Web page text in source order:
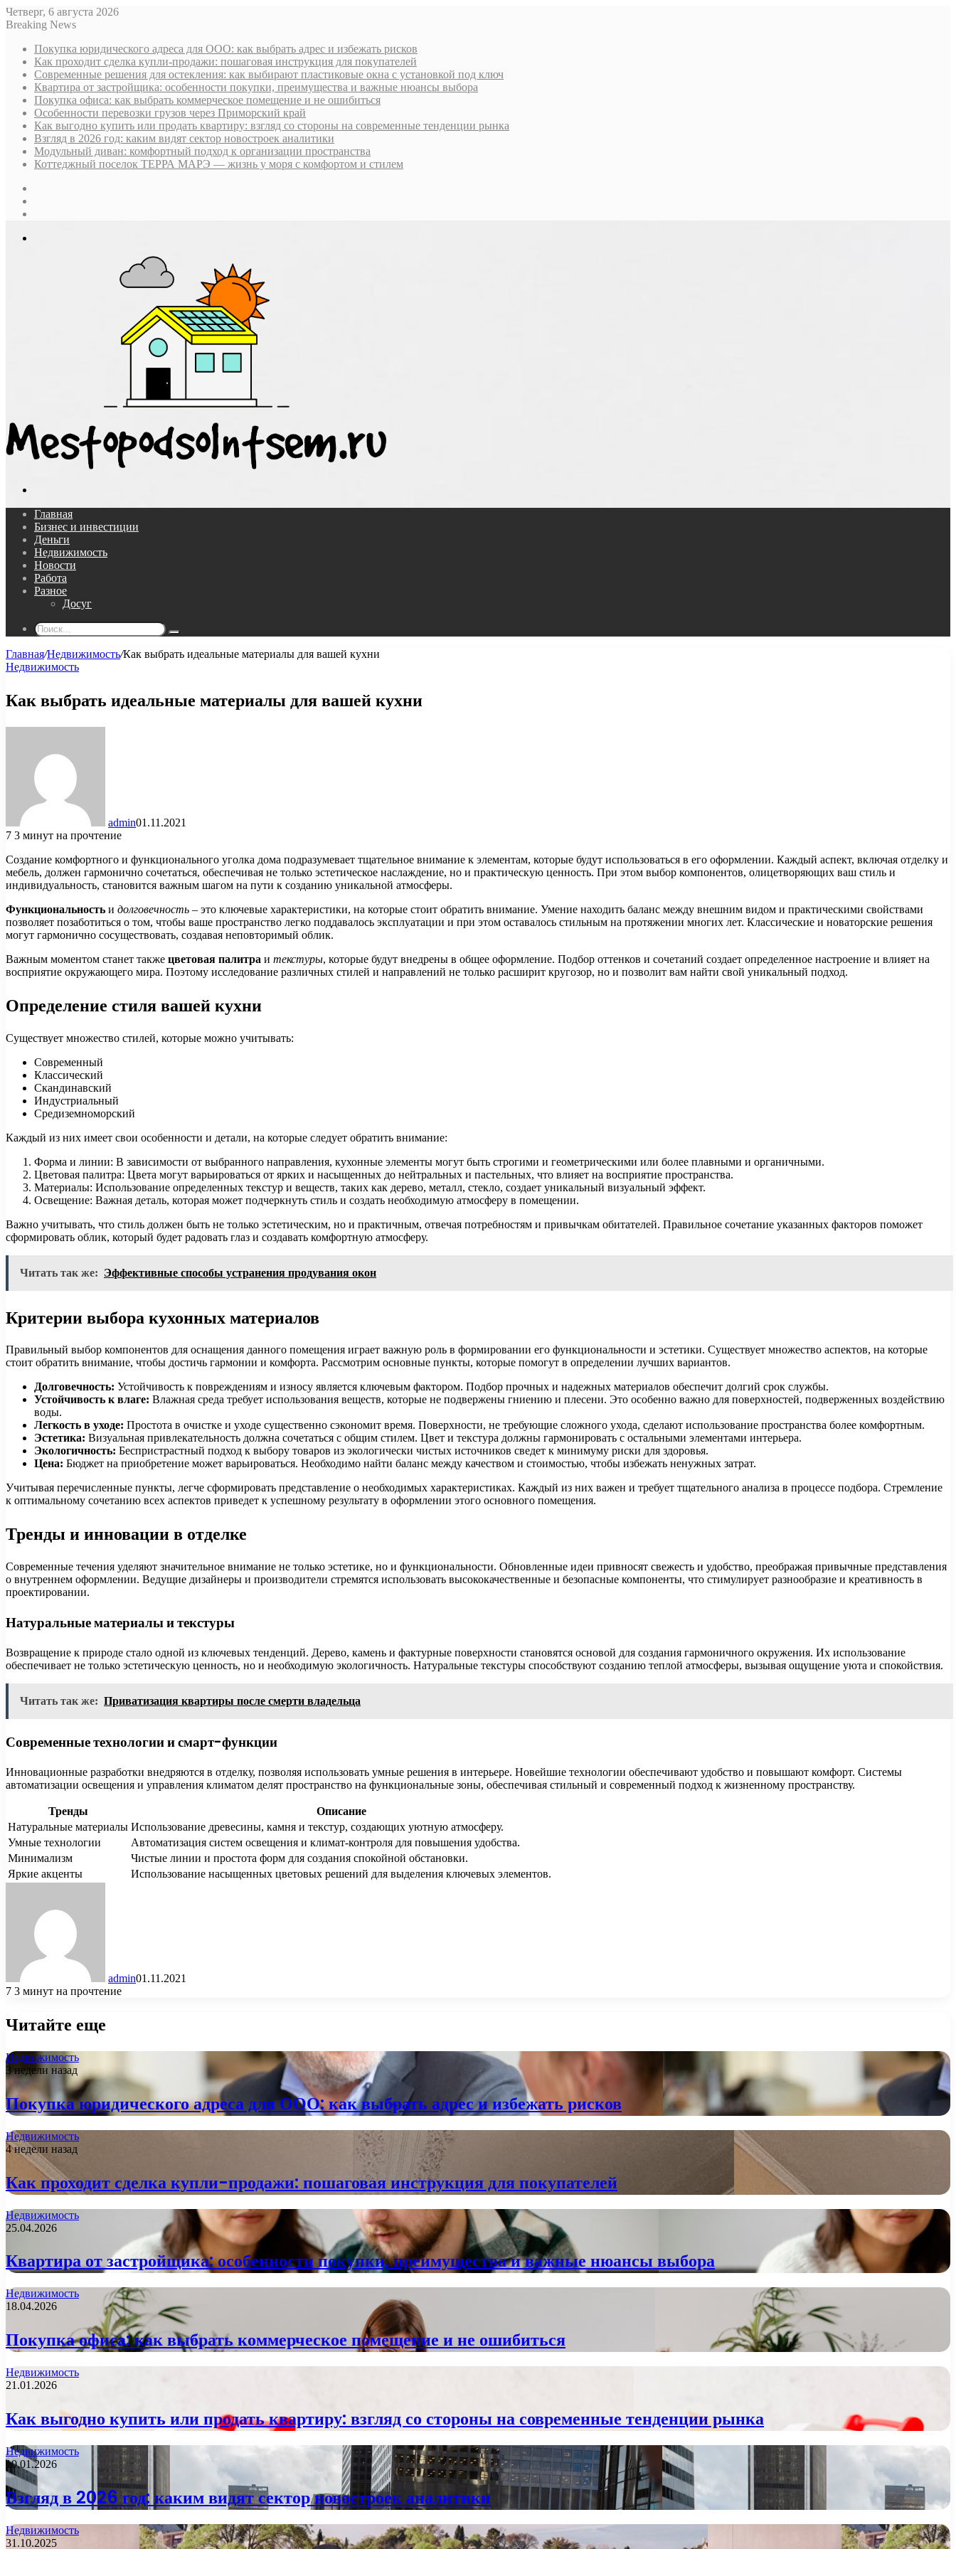
Четверг, 6 августа 2026
Breaking News
Покупка юридического адреса для ООО: как выбрать адрес и избежать рисков
Как проходит сделка купли-продажи: пошаговая инструкция для покупателей
Современные решения для остекления: как выбирают пластиковые окна с установкой под ключ
Квартира от застройщика: особенности покупки, преимущества и важные нюансы выбора
Покупка офиса: как выбрать коммерческое помещение и не ошибиться
Особенности перевозки грузов через Приморский край
Как выгодно купить или продать квартиру: взгляд со стороны на современные тенденции рынка
Взгляд в 2026 год: каким видят сектор новостроек аналитики
Модульный диван: комфортный подход к организации пространства
Коттеджный поселок ТЕРРА МАРЭ — жизнь у моря с комфортом и стилем
Главная
Бизнес и инвестиции
Деньги
Недвижимость
Новости
Работа
Разное
Досуг
Поиск...
Главная/Недвижимость/Как выбрать идеальные материалы для вашей кухни
Недвижимость
Как выбрать идеальные материалы для вашей кухни
admin01.11.2021
7 3 минут на прочтение
Создание комфортного и функционального уголка дома подразумевает тщательное внимание к элементам, которые будут использоваться в его оформлении. Каждый аспект, включая отделку и
мебель, должен гармонично сочетаться, обеспечивая не только эстетическое наслаждение, но и практическую ценность. При этом выбор компонентов, олицетворяющих ваш стиль и
индивидуальность, становится важным шагом на пути к созданию уникальной атмосферы.
Функциональность и долговечность – это ключевые характеристики, на которые стоит обратить внимание. Умение находить баланс между внешним видом и практическими свойствами
позволяет позаботиться о том, чтобы ваше пространство легко поддавалось эксплуатации и при этом оставалось стильным на протяжении многих лет. Классические и новаторские решения
могут гармонично сосуществовать, создавая неповторимый облик.
Важным моментом станет также цветовая палитра и текстуры, которые будут внедрены в общее оформление. Подбор оттенков и сочетаний создает определенное настроение и влияет на
восприятие окружающего мира. Поэтому исследование различных стилей и направлений не только расширит кругозор, но и позволит вам найти свой уникальный подход.
Определение стиля вашей кухни
Существует множество стилей, которые можно учитывать:
Современный
Классический
Скандинавский
Индустриальный
Средиземноморский
Каждый из них имеет свои особенности и детали, на которые следует обратить внимание:
Форма и линии: В зависимости от выбранного направления, кухонные элементы могут быть строгими и геометрическими или более плавными и органичными.
Цветовая палитра: Цвета могут варьироваться от ярких и насыщенных до нейтральных и пастельных, что влияет на восприятие пространства.
Материалы: Использование определенных текстур и веществ, таких как дерево, металл, стекло, создает уникальный визуальный эффект.
Освещение: Важная деталь, которая может подчеркнуть стиль и создать необходимую атмосферу в помещении.
Важно учитывать, что стиль должен быть не только эстетическим, но и практичным, отвечая потребностям и привычкам обитателей. Правильное сочетание указанных факторов поможет
сформировать облик, который будет радовать глаз и создавать комфортную атмосферу.
Читать так же: Эффективные способы устранения продувания окон
Критерии выбора кухонных материалов
Правильный выбор компонентов для оснащения данного помещения играет важную роль в формировании его функциональности и эстетики. Существует множество аспектов, на которые
стоит обратить внимание, чтобы достичь гармонии и комфорта. Рассмотрим основные пункты, которые помогут в определении лучших вариантов.
Долговечность: Устойчивость к повреждениям и износу является ключевым фактором. Подбор прочных и надежных материалов обеспечит долгий срок службы.
Устойчивость к влаге: Влажная среда требует использования веществ, которые не подвержены гниению и плесени. Это особенно важно для поверхностей, подверженных воздействию
воды.
Легкость в уходе: Простота в очистке и уходе существенно сэкономит время. Поверхности, не требующие сложного ухода, сделают использование пространства более комфортным.
Эстетика: Визуальная привлекательность должна сочетаться с общим стилем. Цвет и текстура должны гармонировать с остальными элементами интерьера.
Экологичность: Беспристрастный подход к выбору товаров из экологически чистых источников сведет к минимуму риски для здоровья.
Цена: Бюджет на приобретение может варьироваться. Необходимо найти баланс между качеством и стоимостью, чтобы избежать ненужных затрат.
Учитывая перечисленные пункты, легче сформировать представление о необходимых характеристиках. Каждый из них важен и требует тщательного анализа в процессе подбора. Стремление
к оптимальному сочетанию всех аспектов приведет к успешному результату в оформлении этого основного помещения.
Тренды и инновации в отделке
Современные течения уделяют значительное внимание не только эстетике, но и функциональности. Обновленные идеи привносят свежесть и удобство, преображая привычные представления
о внутреннем оформлении. Ведущие дизайнеры и производители стремятся использовать высококачественные и безопасные компоненты, что стимулирует разнообразие и креативность в
проектировании.
Натуральные материалы и текстуры
Возвращение к природе стало одной из ключевых тенденций. Дерево, камень и фактурные поверхности становятся основой для создания гармоничного окружения. Их использование
обеспечивает не только эстетическую ценность, но и необходимую экологичность. Натуральные текстуры способствуют созданию теплой атмосферы, вызывая ощущение уюта и спокойствия.
Читать так же: Приватизация квартиры после смерти владельца
Современные технологии и смарт-функции
Инновационные разработки внедряются в отделку, позволяя использовать умные решения в интерьере. Новейшие технологии обеспечивают удобство и повышают комфорт. Системы
автоматизации освещения и управления климатом делят пространство на функциональные зоны, обеспечивая стильный и современный подход к жизненному пространству.
Тренды
Описание
Натуральные материалы Использование древесины, камня и текстур, создающих уютную атмосферу.
Умные технологии
Автоматизация систем освещения и климат-контроля для повышения удобства.
Минимализм
Чистые линии и простота форм для создания спокойной обстановки.
Яркие акценты
Использование насыщенных цветовых решений для выделения ключевых элементов.
admin01.11.2021
7 3 минут на прочтение
Читайте еще
Недвижимость
3 недели назад
Покупка юридического адреса для ООО: как выбрать адрес и избежать рисков
Недвижимость
4 недели назад
Как проходит сделка купли-продажи: пошаговая инструкция для покупателей
Недвижимость
25.04.2026
Квартира от застройщика: особенности покупки, преимущества и важные нюансы выбора
Недвижимость
18.04.2026
Покупка офиса: как выбрать коммерческое помещение и не ошибиться
Недвижимость
21.01.2026
Как выгодно купить или продать квартиру: взгляд со стороны на современные тенденции рынка
Недвижимость
10.01.2026
Взгляд в 2026 год: каким видят сектор новостроек аналитики
Недвижимость
31.10.2025